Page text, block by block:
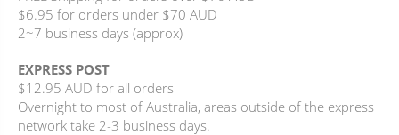
$6.95 for orders under $70 AUD
2~7 business days (approx)
EXPRESS POST
$12.95 AUD for all orders
Overnight to most of Australia, areas outside of the express
network take 2-3 business days.